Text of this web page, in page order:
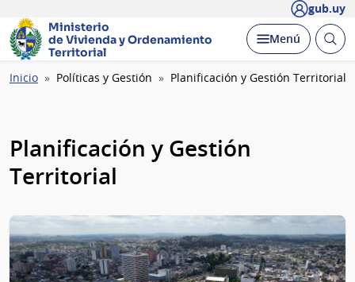
gub.uy
Ministerio
de Vivienda yOrdenamiento
Territorial
Desplegar
Menú Abrir
Ruta
Inicio Políticas y Gestión Planificación y Gestión Territorial
Planificación y Gestión
Territorial